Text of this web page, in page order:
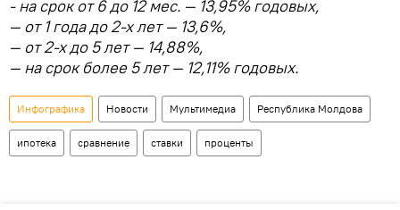
- на срок от 6 до 12 мес. — 13,95% годовых,
— от 1 года до 2-х лет — 13,6%,
— от 2-х до 5 лет — 14,88%,
— на срок более 5 лет — 12,11% годовых.
Инфографика Новости Мультимедиа Республика Молдова
ипотека сравнение ставки проценты